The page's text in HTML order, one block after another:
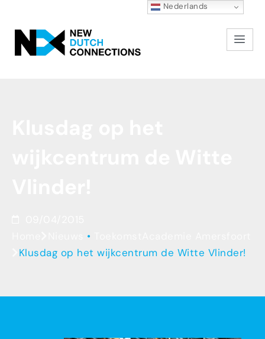
•
Klusdag op het wijkcentrum de Witte Vlinder!
Nederlands